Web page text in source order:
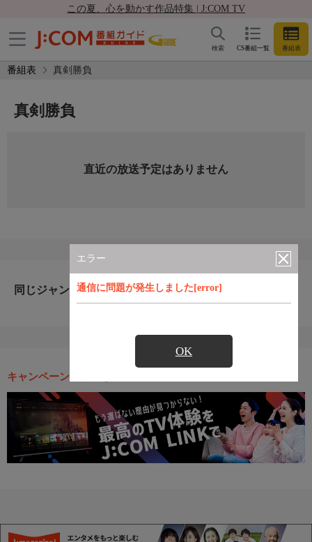
この夏、心を動かす作品特集 | J:COM TV
CS番組一覧 番組表
検索
番組表 真剣勝負
エラー
通信に問題が発生しました[error]
OK
真剣勝負
直近の放送予定はありません
同じジャンルのおすすめ番組
キャンペーン・お得な情報